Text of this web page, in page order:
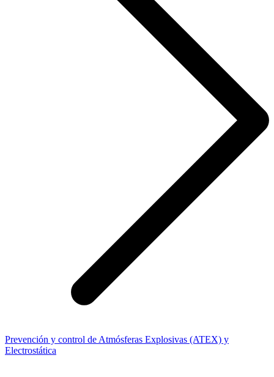
Prevención y control de Atmósferas Explosivas (ATEX) y
Electrostática